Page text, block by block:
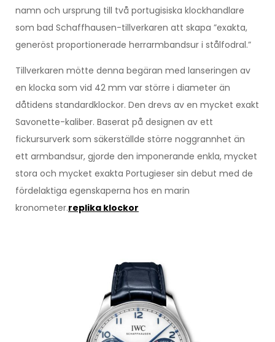
namn och ursprung till två portugisiska klockhandlare
som bad Schaffhausen-tillverkaren att skapa ”exakta,
generöst proportionerade herrarmbandsur i stålfodral.”
Tillverkaren mötte denna begäran med lanseringen av
en klocka som vid 42 mm var större i diameter än
dåtidens standardklockor. Den drevs av en mycket exakt
Savonette-kaliber. Baserat på designen av ett
fickursurverk som säkerställde större noggrannhet än
ett armbandsur, gjorde den imponerande enkla, mycket
stora och mycket exakta Portugieser sin debut med de
fördelaktiga egenskaperna hos en marin
kronometer.replika klockor